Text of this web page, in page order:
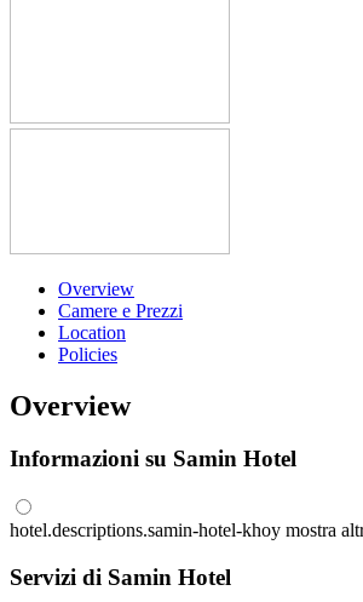
Overview
Camere e Prezzi
Location
Policies
Overview
Informazioni su Samin Hotel
hotel.descriptions.samin-hotel-khoy mostra
Servizi di Samin Hotel